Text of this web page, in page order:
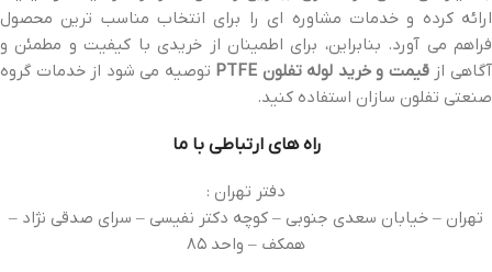
ارائه کرده و خدمات مشاوره ای را برای انتخاب مناسب ترین محصول
فراهم می آورد. بنابراین، برای اطمینان از خریدی با کیفیت و مطمئن و
آگاهی ازقیمت و خرید لوله تفلون PTFE
توصیه می شود از خدمات گروه
صنعتی تفلون سازان استفاده کنید.
راه های ارتباطی با ما
دفتر تهران :
تهران – خیابان سعدی جنوبی – کوچه دکتر نفیسی – سرای صدقی نژاد –
همکف – واحد ۸۵